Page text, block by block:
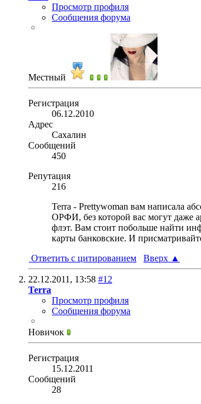
Просмотр профиля
Сообщения форума
Местный
Регистрация
06.12.2010
Адрес
Сахалин
Сообщений
450
Репутация
216
Terra - Prettywoman вам написала
ОРФИ, без которой вас могут даже
флэт. Вам стоит побольше найти
карты банковские. И
Ответить с цитированием
Вверх ▲
22.12.2011, 13:58 #12
Terra
Просмотр профиля
Сообщения форума
Новичок
Регистрация
15.12.2011
Сообщений
28